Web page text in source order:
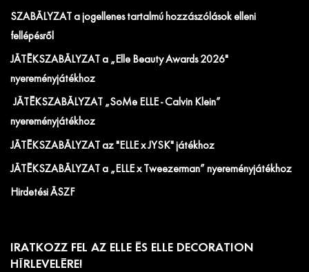
SZABÁLYZAT a jogellenes tartalmú hozzászólások elleni
fellépésről
JÁTÉKSZABÁLYZAT a „Elle Beauty Awards 2026"
nyereményjátékhoz
JÁTÉKSZABÁLYZAT „SoMe ELLE - Calvin Klein”
nyereményjátékhoz
JÁTÉKSZABÁLYZAT az "ELLE x JYSK" játékhoz
JÁTÉKSZABÁLYZAT a „ELLE x Tweezerman” nyereményjátékhoz
Hirdetési ÁSZF
IRATKOZZ FEL AZ ELLE ÉS ELLE DECORATION
HÍRLEVELÉRE!